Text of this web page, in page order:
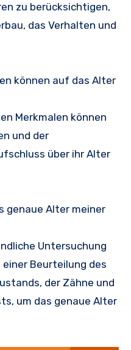
zu berücksichtigen,
das Verhalten und
können auf das Alter
Merkmalen können
und der
über ihr Alter
genaue Alter meiner
Untersuchung
Beurteilung des
der Zähne und
um das genaue Alter